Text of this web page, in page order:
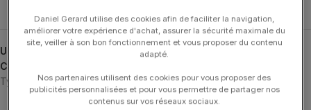
UGS :
1014YA627
Catégories :
Typologies
Daniel Gerard utilise des cookies afin de faciliter la navigation,
améliorer votre expérience d'achat, assurer la sécurité maximale du
site, veiller à son bon fonctionnement et vous proposer du contenu
adapté.
Nos partenaires utilisent des cookies pour vous proposer des
publicités personnalisées et pour vous permettre de partager nos
contenus sur vos réseaux sociaux.